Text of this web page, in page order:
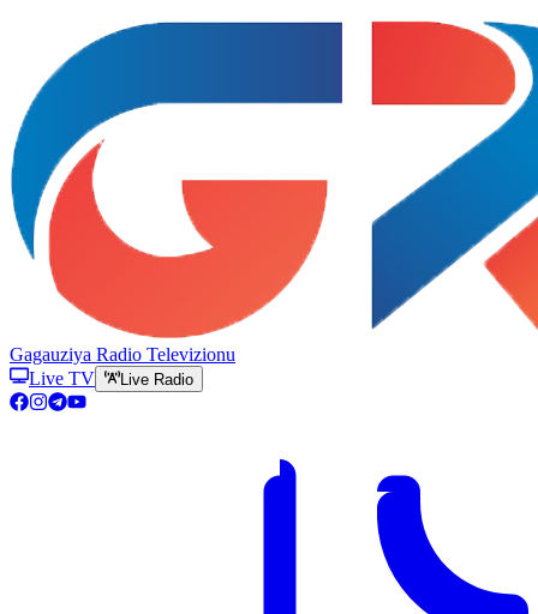
Gagauziya Radio Televizionu
Live TV
Live Radio